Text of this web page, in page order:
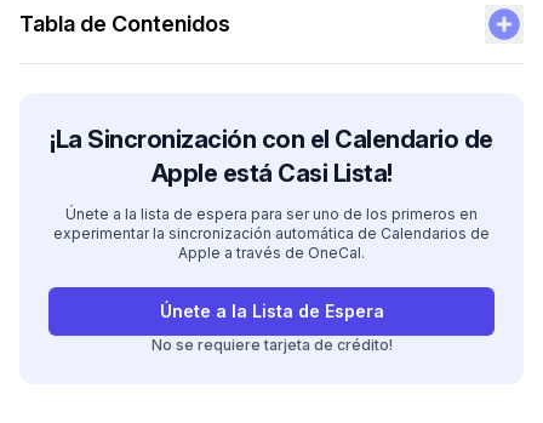
Tabla de Contenidos
¡La Sincronización con el Calendario de
Apple está Casi Lista!
Únete a la lista de espera para ser uno de los primeros en
experimentar la sincronización automática de Calendarios de
Apple a través de OneCal.
Únete a la Lista de Espera
No se requiere tarjeta de crédito!